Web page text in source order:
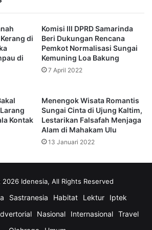
di tempat yang terang.
penyelamatan ponsel yang
yang dipenuhi embun juga bisa
beras.
baik. Anda hanya perlu
embun ke dalam tumpukan beras
uapnya tanpa membukanya terlebih
untuk menghilangkan embun pada
short candle atau short candle
permukaan jam tangan. Nyalakan
embun di dekat lilin. Cara ini
di
di
Komisi III DPRD Samarinda
Beri Dukungan Rencana
Pemkot Normalisasi Sungai
Kemuning Loa Bakung
7 April 2022
Kontak
Menengok Wisata Romantis
Sungai Cinta di Ujung Kaltim,
Lestarikan Falsafah Menjaga
Alam di Mahakam Ulu
13 Januari 2022
Idenesia, All Rights Reserved
Sastranesia Habitat Lektur
Iptek
Nasional Internasional
Travel